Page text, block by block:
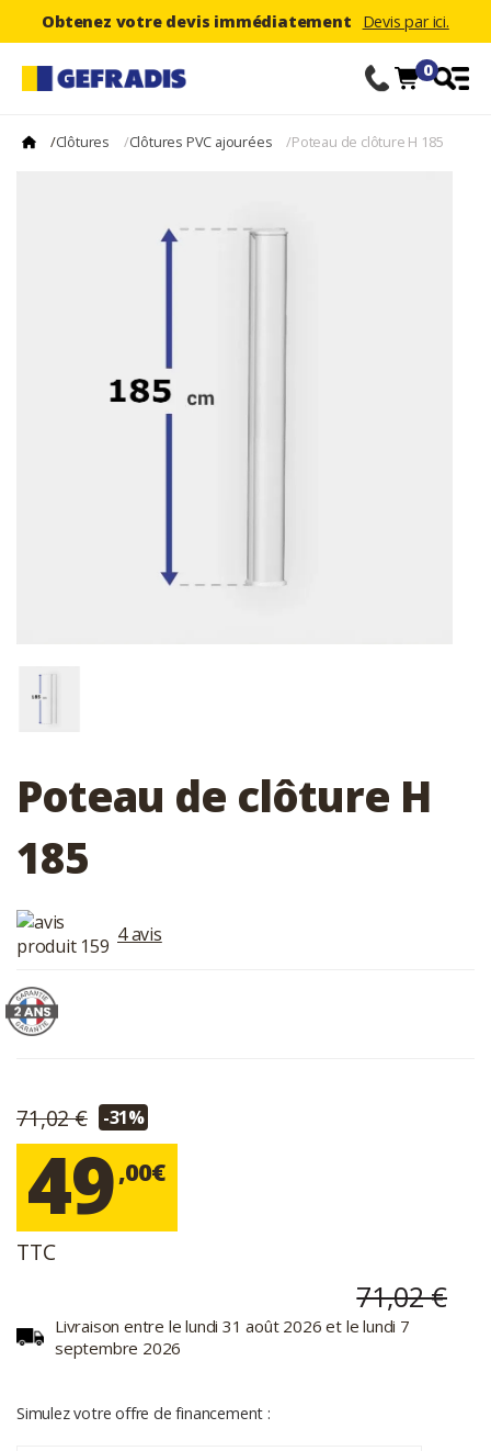
Obtenez votre devis immédiatement Devis par ici.
0
/Clôtures /Clôtures PVC ajourées /Poteau de clôture H 185
Poteau de clôture H
185
4 avis
71,02 € -31%
49,00€
TTC
71,02 €
Livraison entre le lundi 31 août 2026 et le lundi 7
septembre 2026
Simulez votre offre de financement :